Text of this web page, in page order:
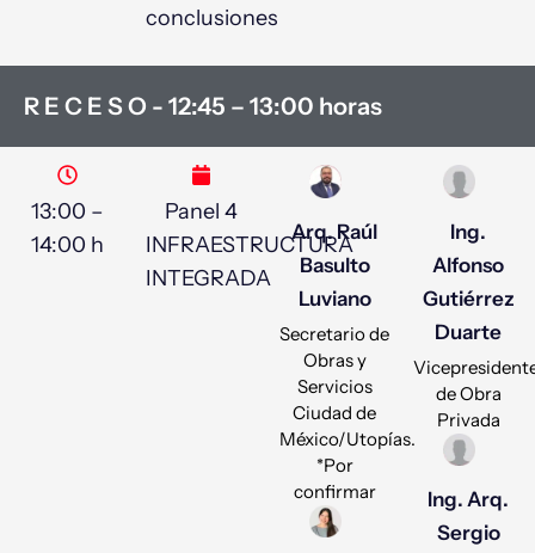
conclusiones
R E C E S O - 12:45 – 13:00 horas
13:00 –
14:00 h
Panel 4
INFRAESTRUCTURA
INTEGRADA
Arq. Raúl
Basulto
Luviano
Secretario de
Obras y
Servicios
Ciudad de
México/Utopías.
*Por
confirmar
Ing.
Alfonso
Gutiérrez
Duarte
de Obra
Privada
Ing. Arq.
Sergio